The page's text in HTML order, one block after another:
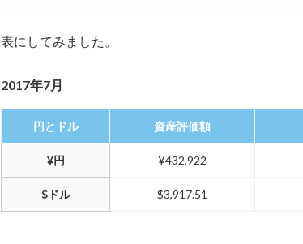
表にしてみました。
2017年7月
円とドル 資産評価額
¥円 ¥432,922
$ドル $3,917.51